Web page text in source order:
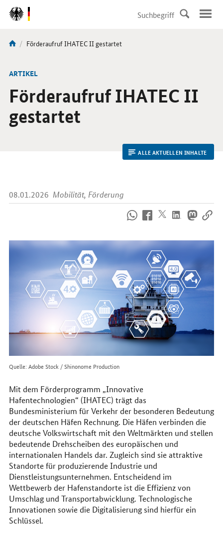
DirektZu:
Navigation
Sie
hier:
Aktuelle
Förderaufruf IHATEC II gestartet
ARTIKEL
Förderaufruf IHATEC II
gestartet
ALLE AKTUELLEN INHALTE
08.01.2026 Mobilität, Förderung
uns
Quelle: Adobe Stock / Shinonome Production
Mit dem Förderprogramm „Innovative
Hafentechnologien“ (IHATEC) trägt das
Bundesministerium für Verkehr der besonderen Bedeutung
der deutschen Häfen Rechnung. Die Häfen verbinden die
deutsche Volkswirtschaft mit den Weltmärkten und stellen
bedeutende Drehscheiben des europäischen und
internationalen Handels dar. Zugleich sind sie attraktive
Standorte für produzierende Industrie und
Dienstleistungsunternehmen. Entscheidend im
Wettbewerb der Hafenstandorte ist die Effizienz von
Umschlag und Transportabwicklung. Technologische
Innovationen sowie die Digitalisierung sind hierfür ein
Schlüssel.